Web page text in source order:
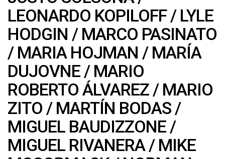
LEONARDO KOPILOFF/ LYLE
HODGIN / MARCO PASINATO
/ MARIA HOJMAN / MARÍA
DUJOVNE / MARIO
ROBERTO ÁLVAREZ / MARIO
ZITO / MARTÍN BODAS /
MIGUEL BAUDIZZONE /
MIGUEL RIVANERA/ MIKE